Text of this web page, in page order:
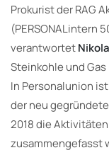
Prokurist der RAG
(PERSONALintern
verantwortet
Steinkohle und
In Personalunion
der neu
2018 die
zusammengefasst